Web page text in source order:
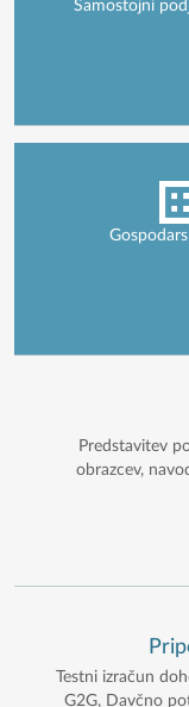
Samostojni
Predstavitev
obrazcev,
Testni izračun
G2G, Davčno